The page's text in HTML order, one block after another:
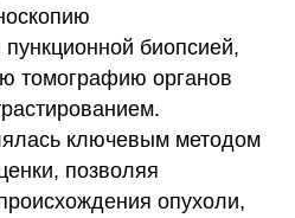
биопсией,
томографию органов
ключевым методом
позволяя
опухоли,